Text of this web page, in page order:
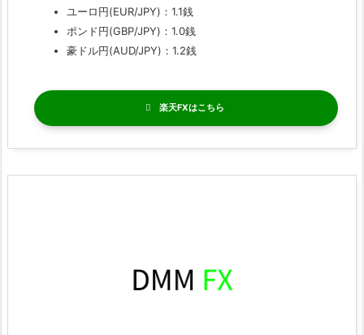
ユーロ円(EUR/JPY)：1.1銭
ポンド円(GBP/JPY)：1.0銭
豪ドル円(AUD/JPY)：1.2銭
楽天FX